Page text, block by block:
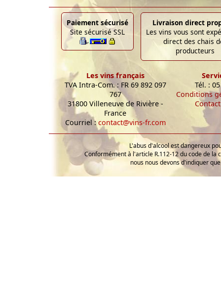
Paiement sécurisé
Site sécurisé SSL
Livraison direct
Les vins vous sont
direct des chais
producteurs
Les vins français
TVA Intra-Com. : FR 69 892 097
767
31800 Villeneuve de Rivière -
France
Courriel :contact@vins-fr.com
Tél. :
Conditions
Contact
L'abus d'alcool est dangereux
Conformément à l'article R.112-12 du code de la
nous nous devons d'indiquer